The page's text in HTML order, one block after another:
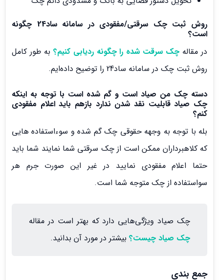
روش ثبت چک سرقتی/مفقودی در سامانه ساد24 چگونه
است؟
در مقاله چک سرقت شده را چگونه ردیابی کنیم؟ به طور کامل
روش ثبت چک در سامانه ساد24 را توضیح داده‌ایم.
دسته چک من صیاد است و گم شده است با توجه به اینکه
چک صیاد قابلیت نقد شدن ندارد بازهم باید اعلام مفقودی
کنم؟
بله با توجه به وجهه حقوقی چک گم شده و سوءاستفاده هایی
که کلاهبرداران ممکن است از چک سرقتی شما نمایند شما باید
حتما اعلام مفقودی نمایید در غیر این صورت جرم هر
سواستفاده از چک متوجه شما است.
چک صیاد ویژگی‌هایی دارد که بهتر است در مقاله
چک صیاد چیست؟ بیشتر در مورد آن بدانید.
جمع بندی